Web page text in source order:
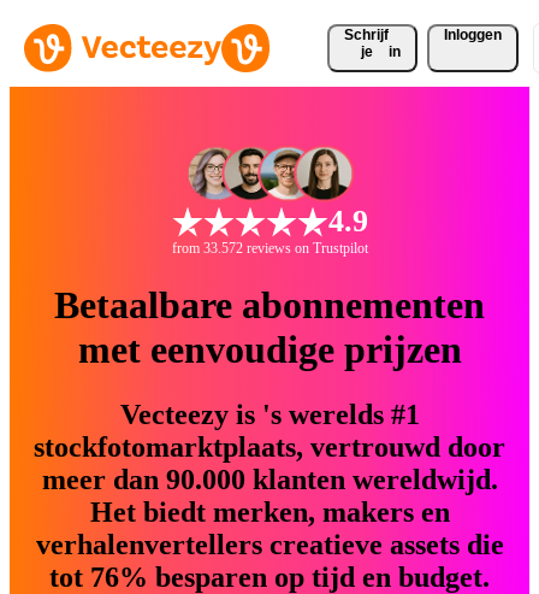
Schrijf
je
in
Inloggen
4.9
from 33.572 reviews on Trustpilot
Betaalbare abonnementen
met eenvoudige prijzen
Vecteezy is 's werelds #1
stockfotomarktplaats, vertrouwd door
meer dan 90.000 klanten wereldwijd.
Het biedt merken, makers en
verhalenvertellers creatieve assets die
tot 76% besparen op tijd en budget.